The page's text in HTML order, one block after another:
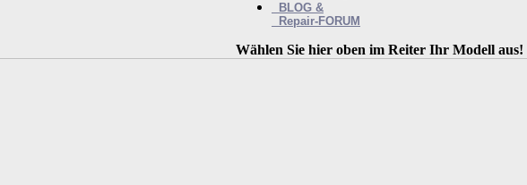
BLOG &
Repair-FORUM
Wählen Sie hier oben im Reiter Ihr Modell aus!